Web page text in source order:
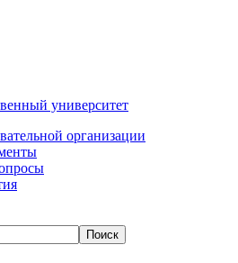
университет
организации